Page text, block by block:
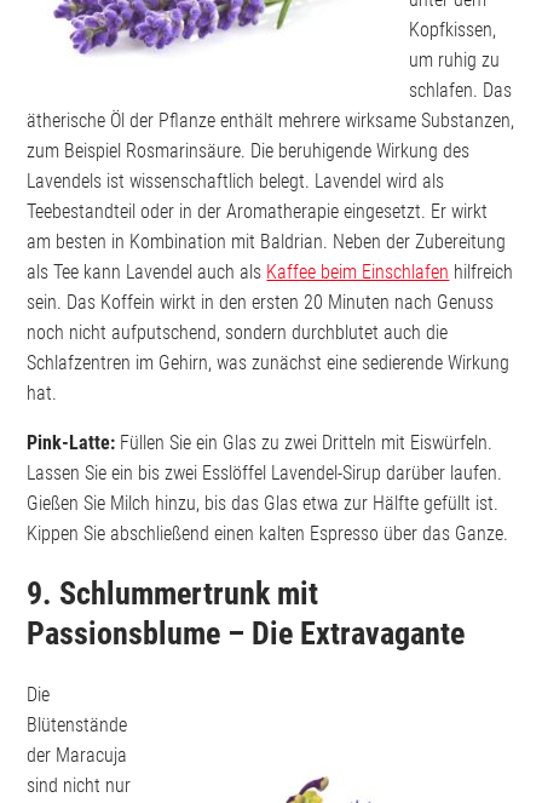
Kopfkissen,
um ruhig zu
schlafen. Das
ätherische Öl der Pflanze enthält mehrere wirksame Substanzen,
zum Beispiel Rosmarinsäure. Die beruhigende Wirkung des
Lavendels ist wissenschaftlich belegt. Lavendel wird als
Teebestandteil oder in der Aromatherapie eingesetzt. Er wirkt
am besten in Kombination mit Baldrian. Neben der Zubereitung
als Tee kann Lavendel auch als Kaffee beim Einschlafen hilfreich
sein. Das Koffein wirkt in den ersten 20 Minuten nach Genuss
noch nicht aufputschend, sondern durchblutet auch die
Schlafzentren im Gehirn, was zunächst eine sedierende Wirkung
hat.
Pink-Latte: Füllen Sie ein Glas zu zwei Dritteln mit Eiswürfeln.
Lassen Sie ein bis zwei Esslöffel Lavendel-Sirup darüber laufen.
Gießen Sie Milch hinzu, bis das Glas etwa zur Hälfte gefüllt ist.
Kippen Sie abschließend einen kalten Espresso über das Ganze.
9. Schlummertrunk mit
Passionsblume – Die Extravagante
Die
Blütenstände
der Maracuja
sind nicht nur